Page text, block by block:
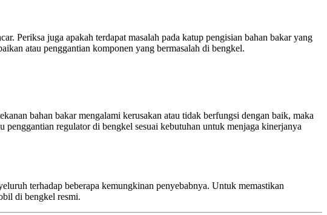
Periksa juga apakah terdapat masalah pada katup pengisian bahan bakar yang
atau penggantian komponen yang bermasalah di bengkel.
bahan bakar mengalami kerusakan atau tidak berfungsi dengan baik, maka
regulator di bengkel sesuai kebutuhan untuk menjaga kinerjanya
terhadap beberapa kemungkinan penyebabnya. Untuk memastikan
di bengkel resmi.